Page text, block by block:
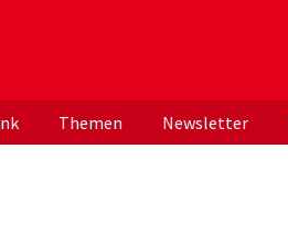
ApothekerInnen
Themen Newsletter